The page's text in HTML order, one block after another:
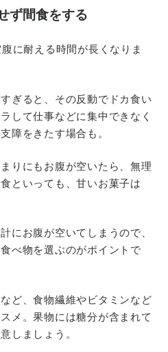
ず間食をする
に耐える時間が長くなりま
ぎると、その反動でドカ食い
して仕事などに集中できなく
障をきたす場合も。
りにもお腹が空いたら、無理
といっても、甘いお菓子は
にお腹が空いてしまうので、
べ物を選ぶのがポイントで
ど、食物繊維やビタミンなど
メ。果物には糖分が含まれて
しましょう。